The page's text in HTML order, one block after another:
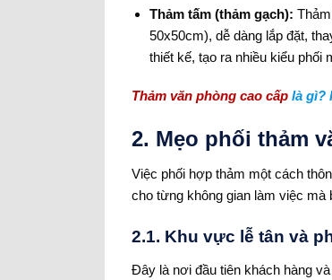
Thảm tấm (thảm gạch):
50x50cm), dễ dàng lắp đặt,
thiết kế, tạo ra nhiều kiểu phối
Thảm văn phòng cao cấp là gì?
2. Mẹo phối thảm
Việc phối hợp thảm một cách
cho từng không gian làm việc mà
2.1. Khu vực lễ tân và
Đây là nơi đầu tiên khách hàng